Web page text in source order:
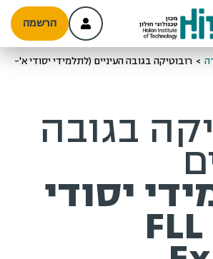
הרשמה
> רובוטיקה בגובה העיניים (לתלמידי יסודי א'-
בגובה
יסודי
א'-ד') FLL